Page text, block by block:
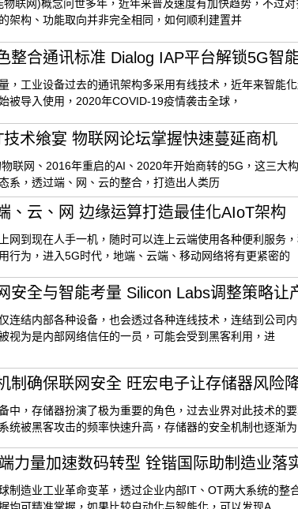
联网)概念问世多年，近年来普及速度有加快趋势，不过
架构、功能取向并非完全相同，如何顺利建置并
整合通讯标准 Dialog IAP平台解锁5G智
，工业设备过去的通讯架构多采用有线技术，近年来智能
被导入使用，2020年COVID-19疫情袭击全球，
技术飨宴 物联网论坛掌握快速蔓延商机
联网、2016年重启的AI、2020年开始商转的5G，这三大
系，透过端、网、云的整合，打造出人类历
、云、网 边缘运算打造最佳化AIoT架构
网到现在人手一机，随时可以连上云端使用各种便利服务
行为，进入5G时代，地端、云端、移动网络将有更紧密的
安全与智能考量 Silicon Labs调整策略让
连结内部各种设备，也会透过各种连线技术，连结到公司
视为是内部网络信任的一员，可能会受到黑客利用，进
制确保联网安全 旺宏电子让存储器风险
中，存储器扮演了极为重要的角色，过去业界对此技术的
统被黑客攻击的频率快速升高，存储器的安全机制也逐渐为
力量加速数码转型 铨锴国际助制造业落
制造业工业革命变革，透过企业内部IT、OT两大系统的整